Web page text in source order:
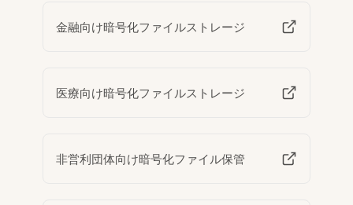
金融向け暗号化ファイルストレージ
医療向け暗号化ファイルストレージ
非営利団体向け暗号化ファイル保管